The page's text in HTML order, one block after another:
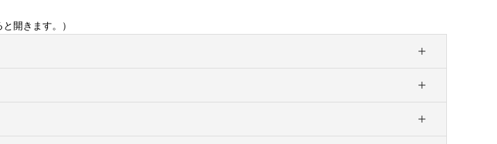
と開きます。）